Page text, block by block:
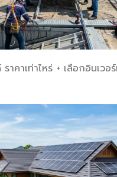
าคาเท่าไหร่ + เลือกอินเวอ